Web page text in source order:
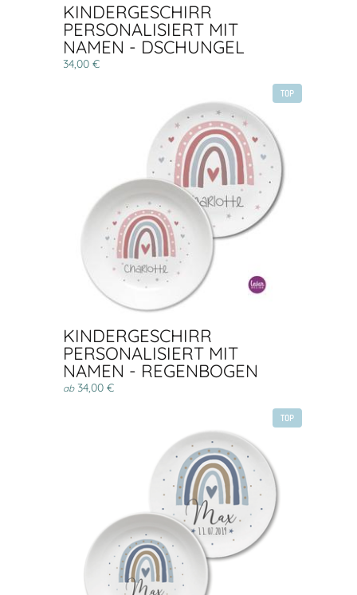
KINDERGESCHIRR
PERSONALISIERT MIT
NAMEN - DSCHUNGEL
34,00 €
TOP
KINDERGESCHIRR
PERSONALISIERT MIT
NAMEN - REGENBOGEN
ab34,00 €
TOP